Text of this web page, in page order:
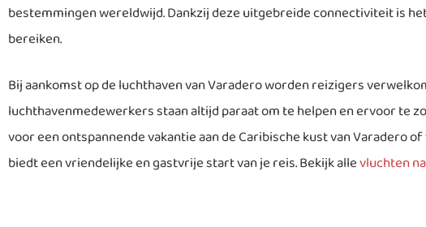
bestemmingen wereldwijd. Dankzij deze uitgebreide connectiviteit is
bereiken.
Bij aankomst op de luchthaven van Varadero worden reizigers
luchthavenmedewerkers staan altijd paraat om te helpen en ervoor te
voor een ontspannende vakantie aan de Caribische kust van Varadero
biedt een vriendelijke en gastvrije start van je reis. Bekijk allevluchten